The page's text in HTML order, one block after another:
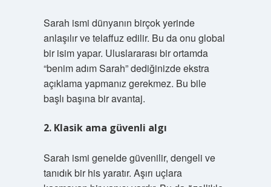
Sarah ismi dünyanın birçok yerinde
anlaşılır ve telaffuz edilir. Bu da onu global
bir isim yapar. Uluslararası bir ortamda
“benim adım Sarah” dediğinizde ekstra
açıklama yapmanız gerekmez. Bu bile
başlı başına bir avantaj.
2. Klasik ama güvenli algı
Sarah ismi genelde güvenilir, dengeli ve
tanıdık bir his yaratır. Aşırı uçlara